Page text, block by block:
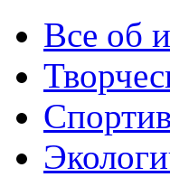
Все об